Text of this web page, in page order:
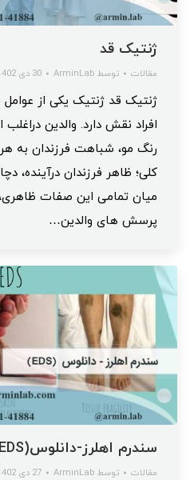
ژنتیک قد
مقالات توسط ArminLab 30 دی 1402
ژنتیک قد ژنتیک یکی از
افراد نقش دارد. والدین
رنگ مو، شباهت فرزندان به
کلی؛ ظاهر فرزندان درآینده،
میان تمامی این صفات ظاهری،
پرسش های والدین…
سندرم اهلرز-دانلوس(EDS)
مقالات توسط ArminLab 27 دی 1402